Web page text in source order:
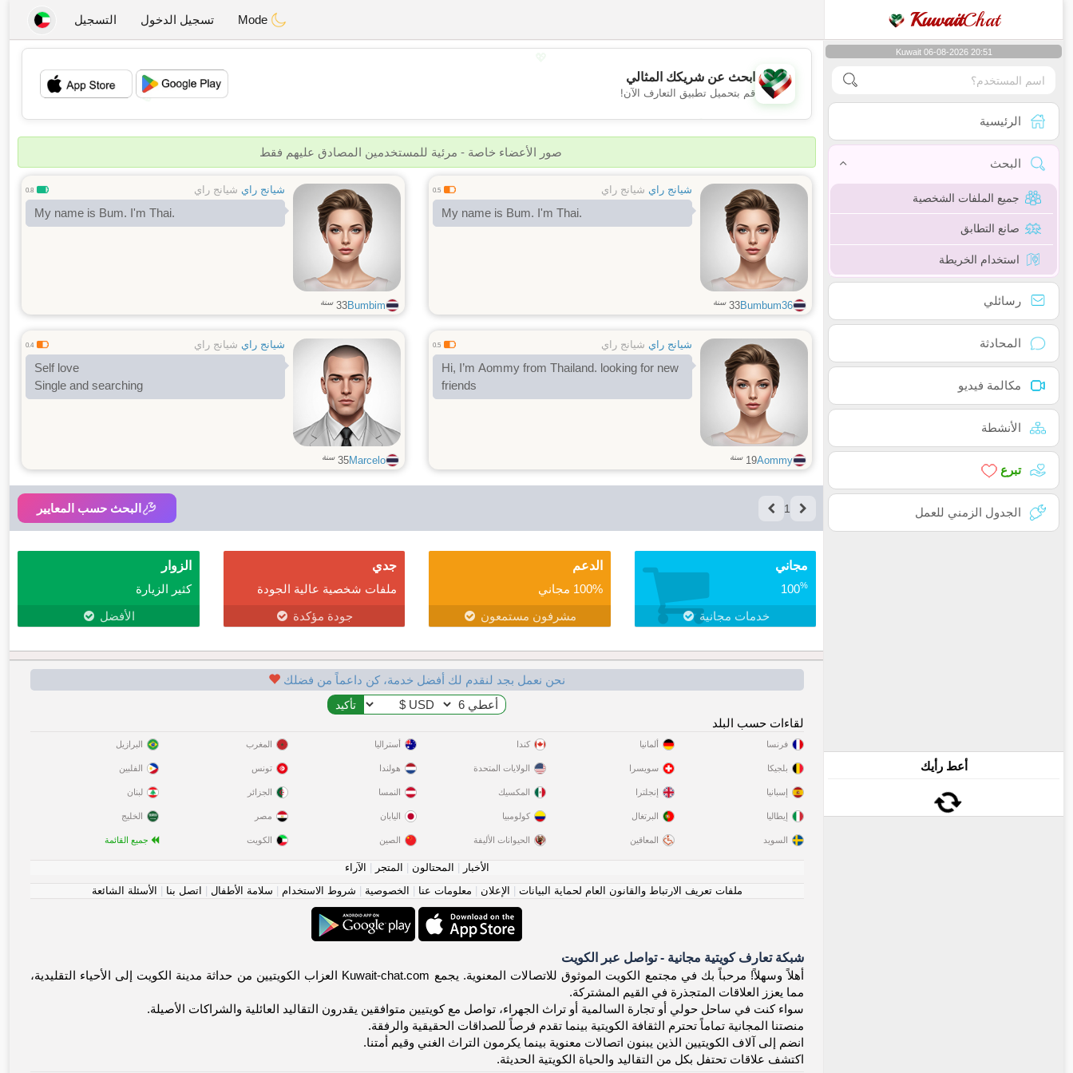
KuwaitChat تسجيل الدخول التسجيل
Kuwait 06-08-2026 20:51
الرئيسية
البحث
جميع الملفات الشخصية
صانع التطابق
استخدام الخريطة
رسائلي
المحادثة
مكالمة فيديو
الأنشطة
تبرع
الجدول الزمني للعمل
أعط رأيك
💖
💕
💕
ابحث عن شريكك المثالي
قم بتحميل تطبيق التعارف الآن!
صور الأعضاء خاصة - مرئية للمستخدمين المصادق عليهم فقط
شيانج راي شيانج راي 0.5
My name is Bum. I'm Thai.
Bumbum36
33 سنة
شيانج راي شيانج راي 0.8
My name is Bum. I'm Thai.
Bumbim
33 سنة
شيانج راي شيانج راي 0.5
Hi, I’m Aommy from Thailand. looking for new
friends
Aommy
19 سنة
شيانج راي شيانج راي 0.4
Self love
Single and searching
Marcelo
35 سنة
1 البحث حسب المعايير
مجاني
100%
خدمات مجانية
الدعم
100% مجاني
مشرفون مستمعون
جدي
ملفات شخصية عالية الجودة
جودة مؤكدة
الزوار
كثير الزيارة
الأفضل
نحن نعمل بجد لنقدم لك أفضل خدمة، كن داعماً من فضلك
لقاءات حسب البلد
فرنسا
بلجيكا
إسبانيا
إيطاليا
السويد
ألمانيا
سويسرا
إنجلترا
البرتغال
المعاقين
كندا
الولايات المتحدة
المكسيك
كولومبيا
الحيوانات الأليفة
أستراليا
هولندا
النمسا
اليابان
الصين
المغرب
تونس
الجزائر
مصر
الكويت
البرازيل
الفلبين
لبنان
الخليج
جميع القائمة
الأخبار المحتالون المتجر
الآراء
ملفات تعريف الارتباط والقانون العام لحماية البيانات
الإعلان معلومات عنا الخصوصية شروط الاستخدام سلامة الأطفال اتصل بنا الأسئلة الشائعة
شبكة تعارف كويتية مجانية - تواصل عبر الكويت
أهلاً وسهلاً! مرحباً بك في مجتمع الكويت الموثوق للاتصالات المعنوية. يجمع Kuwait-chat.com العزاب الكويتيين من حداثة مدينة الكويت إلى الأحياء التقليدية،
مما يعزز العلاقات المتجذرة في القيم المشتركة.
سواء كنت في ساحل حولي أو تجارة السالمية أو تراث الجهراء، تواصل مع كويتيين متوافقين يقدرون التقاليد العائلية والشراكات الأصيلة.
منصتنا المجانية تماماً تحترم الثقافة الكويتية بينما تقدم فرصاً للصداقات الحقيقية والرفقة.
انضم إلى آلاف الكويتيين الذين يبنون اتصالات معنوية بينما يكرمون التراث الغني وقيم أمتنا.
اكتشف علاقات تحتفل بكل من التقاليد والحياة الكويتية الحديثة.